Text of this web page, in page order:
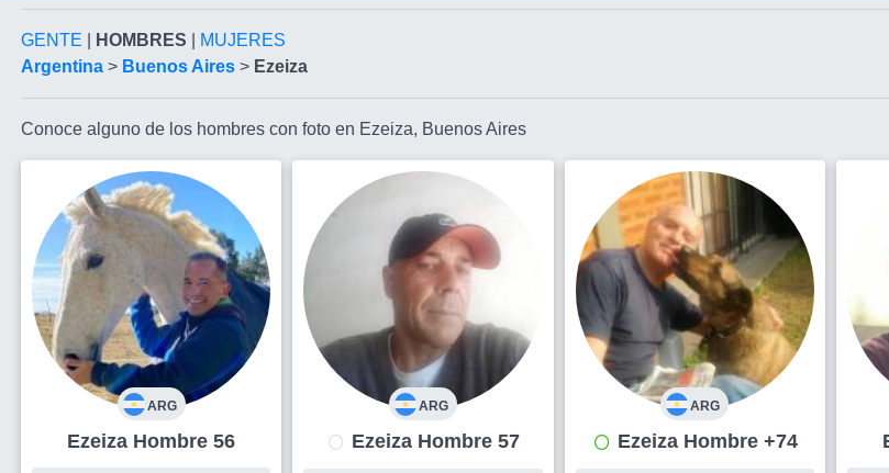
GENTE HOMBRES
MUJERES
Argentina > Buenos Aires > Ezeiza
Conoce alguno de los hombres con foto en Ezeiza, Buenos Aires
ARG
Ezeiza Hombre 56
ARG
Ezeiza Hombre 57
ARG
Ezeiza Hombre +74